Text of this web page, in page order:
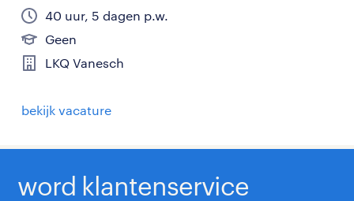
40 uur, 5 dagen p.w.
Geen
LKQ Vanesch
bekijk vacature
word klantenservice